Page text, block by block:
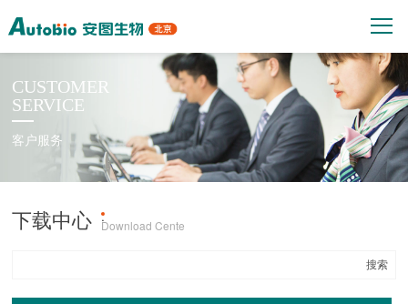
CUSTOMER
SERVICE
客户服务
下载中心 ·Download Cente